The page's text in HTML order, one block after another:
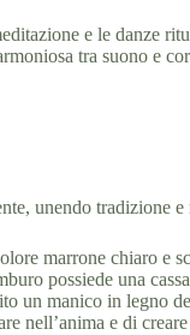
e le danze
tra suono e
unendo tradizione e
marrone chiaro e
possiede una
un manico in legno
nell’anima e di